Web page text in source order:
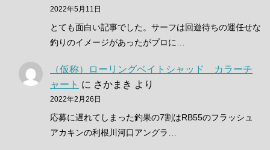
2022年5月11日
とても面白い記事でした。サーフは回遊待ちの運任せな
釣りのイメージがあったがプロに…
（仮称）ローリングベイトシャッド カラーチ
ャート に さかまき より
2022年2月26日
応募に遅れてしまった釣果の7割はRB55のフラッシュ
アカキンの利根川河口アングラ…